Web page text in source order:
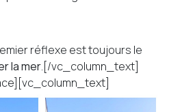
réflexe est toujours le
la mer.[/vc_column_text]